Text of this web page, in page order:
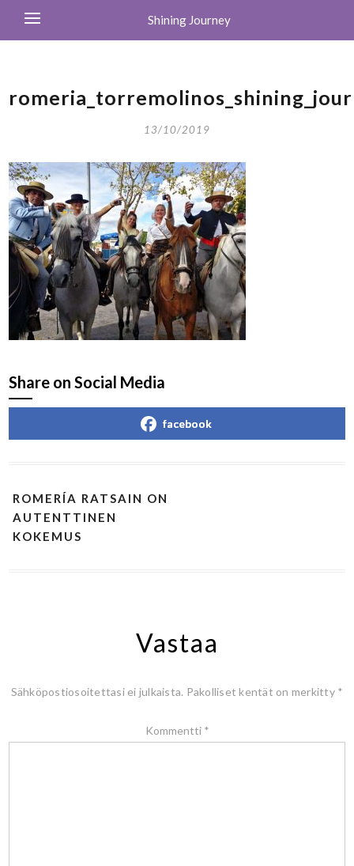
Shining Journey
13/10/2019
Share on Social Media
facebook
ROMERÍA RATSAIN ON
AUTENTTINEN
KOKEMUS
Vastaa
Sähköpostiosoitettasi ei julkaista. Pakolliset kentät on merkitty *
Kommentti *